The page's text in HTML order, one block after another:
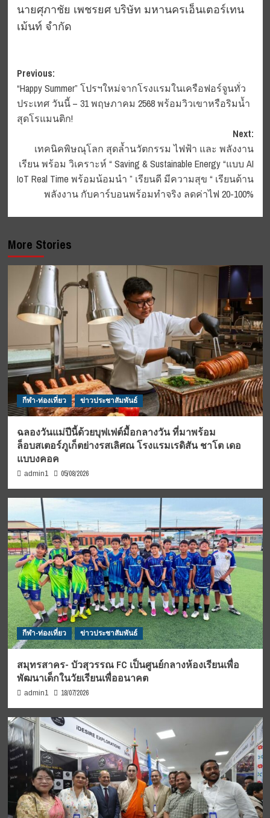
นายศุภาชัย เพชรยศ บริษัท มหานครเอ็นเตอร์เทน
เม้นท์ จำกัด
Post
navigation
Previous:
“Happy Summer” โปรฯใหม่จากโรงแรมในเครือฟอร์จูนทั่ว
ประเทศ วันนี้ – 31 พฤษภาคม 2568 พร้อมวิวเขาหรือริมน้ำ
สุดโรแมนติก!
Next:
เทคนิคพิษณุโลก สุดล้ำนวัตกรรม ไฟฟ้า และ พลังงาน
เรียน พร้อม วิเคราะห์ “ Saving & Sustainable Energy “แบบ AI
IoT Real Time พร้อมน้อมนำ ” เรียนดี มีความสุข “ เรียนด้าน
พลังงาน กับคาร์บอนพร้อมทำจริง ลดค่าไฟ 20-100%
More Stories
กีฬา-ท่องเที่ยว ข่าวประชาสัมพันธ์
ฉลองวันแม่ปีนี้ด้วยบุฟเฟต์มื้อกลางวัน ที่มาพร้อม
ล็อบสเตอร์ภูเก็ตย่างรสเลิศณ โรงแรมเรดิสัน ชาโต เดอ
แบบงคอค
admin1 05/08/2026
กีฬา-ท่องเที่ยว ข่าวประชาสัมพันธ์
สมุทรสาคร- บัวสุวรรณ FC เป็นศูนย์กลางห้องเรียนเพื่อ
พัฒนาเด็กในวัยเรียนเพื่ออนาคต
admin1 18/07/2026